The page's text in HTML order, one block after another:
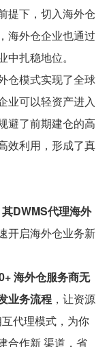
提下，切入海外仓
海外仓企业也通过
扎稳地位。
仓模式实现了全球
业可以轻资产进入
避了前期建仓的高
效利用，形成了真
DWMS代理海外
开启海外仓业务新
海外仓服务商无
业务流程 ，让资源
代理模式，为你
合作新 渠道，省